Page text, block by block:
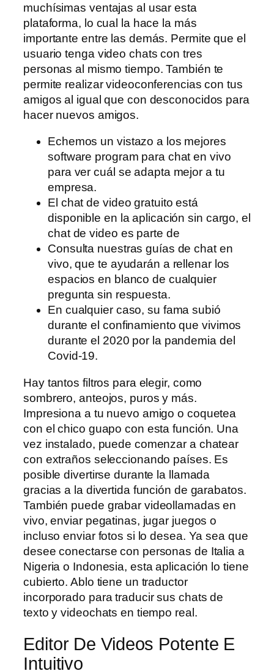
muchísimas ventajas al usar esta
plataforma, lo cual la hace la más
importante entre las demás. Permite que el
usuario tenga video chats con tres
personas al mismo tiempo. También te
permite realizar videoconferencias con tus
amigos al igual que con desconocidos para
hacer nuevos amigos.
Echemos un vistazo a los mejores
software program para chat en vivo
para ver cuál se adapta mejor a tu
empresa.
El chat de video gratuito está
disponible en la aplicación sin cargo, el
chat de video es parte de
Consulta nuestras guías de chat en
vivo, que te ayudarán a rellenar los
espacios en blanco de cualquier
pregunta sin respuesta.
En cualquier caso, su fama subió
durante el confinamiento que vivimos
durante el 2020 por la pandemia del
Covid-19.
Hay tantos filtros para elegir, como
sombrero, anteojos, puros y más.
Impresiona a tu nuevo amigo o coquetea
con el chico guapo con esta función. Una
vez instalado, puede comenzar a chatear
con extraños seleccionando países. Es
posible divertirse durante la llamada
gracias a la divertida función de garabatos.
También puede grabar videollamadas en
vivo, enviar pegatinas, jugar juegos o
incluso enviar fotos si lo desea. Ya sea que
desee conectarse con personas de Italia a
Nigeria o Indonesia, esta aplicación lo tiene
cubierto. Ablo tiene un traductor
incorporado para traducir sus chats de
texto y videochats en tiempo real.
Editor De Videos Potente E
Intuitivo